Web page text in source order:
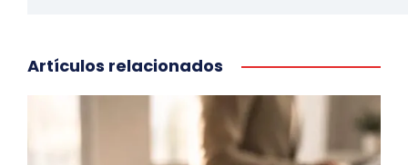
Artículos relacionados